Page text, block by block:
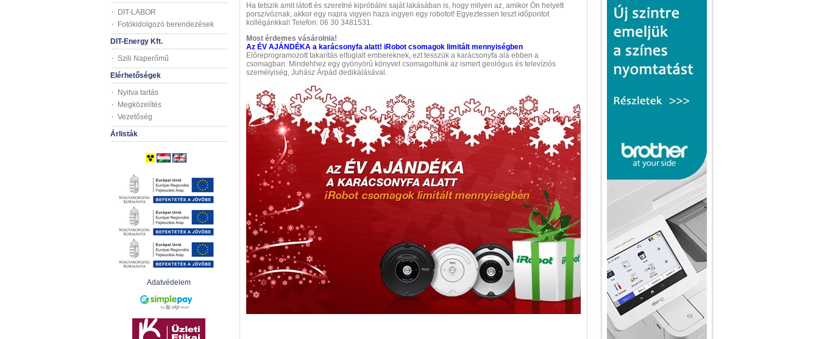
DIT-LABOR
Fotókidolgozó berendezések
DIT-Energy Kft.
Szili Naperőmű
Elérhetőségek
Nyitva tartás
Megközelítés
Vezetőség
Árlisták
Adatvédelem
Ha tetszik amit látott és szeretné kipróbálni saját lakásában is, hogy milyen az, amikor Ön helyett
porszívóznak, akkor egy napra vigyen haza ingyen egy robotot! Egyeztessen teszt időpontot
kollégánkkal! Telefon: 06 30 3481531.
Most érdemes vásárolnia!
Az ÉV AJÁNDÉKA a karácsonyfa alatt! iRobot csomagok limitált mennyiségben
Előreprogramozott takarítás elfoglalt embereknek, ezt tesszük a karácsonyfa alá ebben a
csomagban. Mindehhez egy gyönyörű könyvet csomagoltunk az ismert geológus és televíziós
személyiség, Juhász Árpád dedikálásával.